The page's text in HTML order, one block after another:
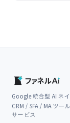
Google 統合型 AI ネ
CRM / SFA / MA ツール
サービス